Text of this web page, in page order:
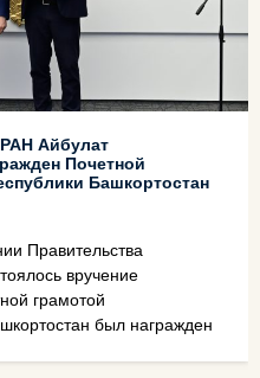
Айбулат
Почетной
Башкортостан
Правительства
вручение
грамотой
был награжден